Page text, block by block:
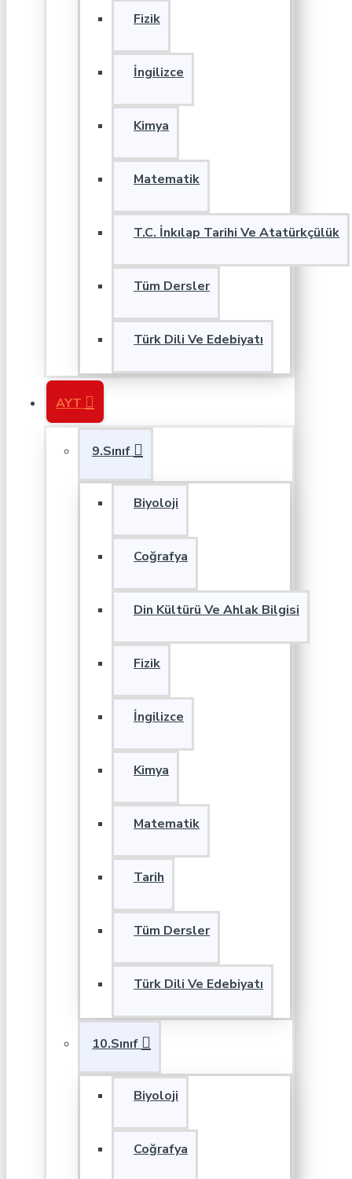
Fizik
İngilizce
Kimya
Matematik
T.C. İnkılap Tarihi Ve Atatürkçülük
Tüm Dersler
Türk Dili Ve Edebiyatı
AYT
9.Sınıf
Biyoloji
Coğrafya
Din Kültürü Ve Ahlak Bilgisi
Fizik
İngilizce
Kimya
Matematik
Tarih
Tüm Dersler
Türk Dili Ve Edebiyatı
10.Sınıf
Biyoloji
Coğrafya